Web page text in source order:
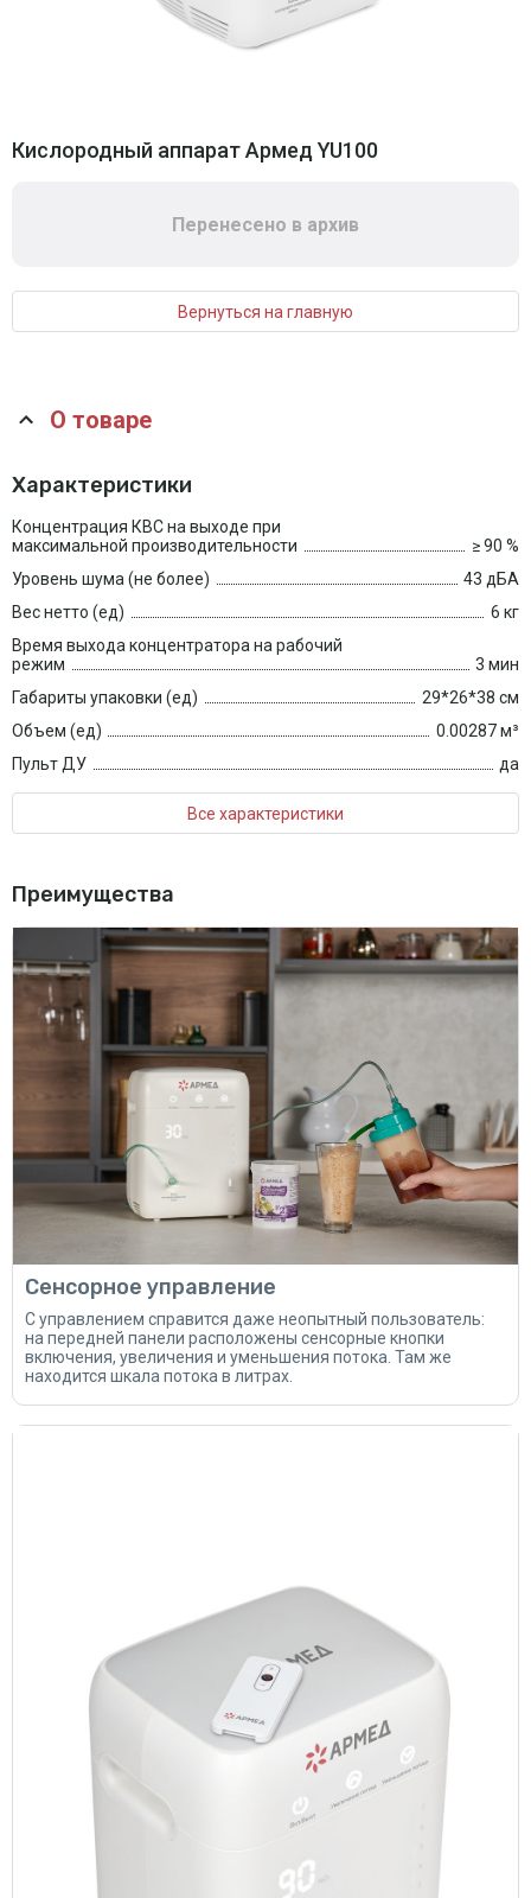
Кислородный аппарат Армед YU100
Перенесено в архив
Вернуться на главную
О товаре
Характеристики
Концентрация КВС на выходе при
максимальной производительности
≥ 90 %
Уровень шума (не более)
43 дБА
Вес нетто (ед)
6 кг
Время выхода концентратора на рабочий
режим
3 мин
Габариты упаковки (ед)
29*26*38 см
Объем (ед)
0.00287 м³
Пульт ДУ
да
Все характеристики
Преимущества
Сенсорное управление
С управлением справится даже неопытный пользователь:
на передней панели расположены сенсорные кнопки
включения, увеличения и уменьшения потока. Там же
находится шкала потока в литрах.